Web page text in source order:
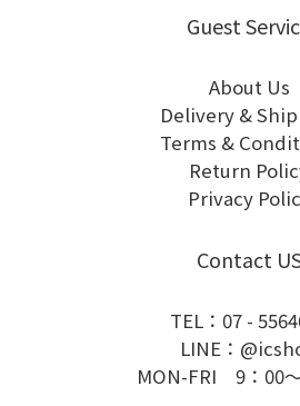
Guest
About Us
Delivery &
Terms &
Return
Privacy
Contact
TEL：07 -
LINE：
MON-FRI 9：00